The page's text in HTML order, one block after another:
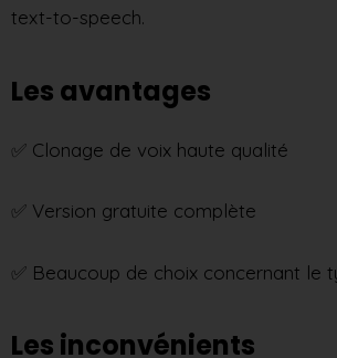
text-to-speech.
Les avantages
✅ Clonage de voix haute qualité
✅ Version gratuite complète
✅ Beaucoup de choix concernant le
Les inconvénients